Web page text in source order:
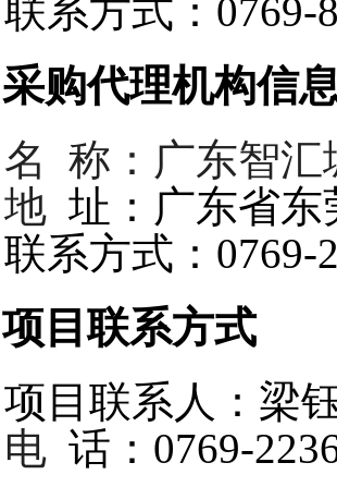
联系方式：0769-
购代理机构信
名 称：广东智汇
地 址：广东省东
联系方式：0769-
目联系方式
项目联系人：梁
电 话：0769-